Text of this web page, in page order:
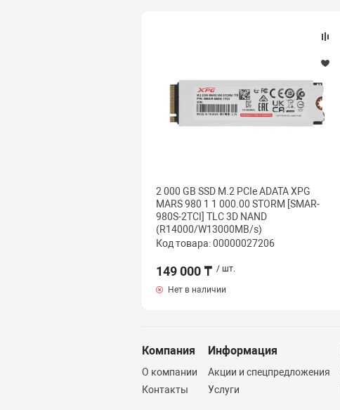
2 000 GB SSD M.2 PCIe ADATA XPG
MARS 980 1 1 000.00 STORM [SMAR-
980S-2TCI] TLC 3D NAND
(R14000/W13000MB/s)
Код товара: 00000027206
149 000 ₸ / шт.
Нет в наличии
Компания
О компании
Контакты
Информация
Акции и спецпредложения
Услуги